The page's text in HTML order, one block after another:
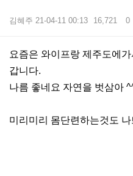
김혜주 21-04-11 00:13 16,721 0
본문
요즘은 와이프랑 제주도에
갑니다.
나름 좋네요 자연을 벗삼아
미리미리 몸단련하는것도